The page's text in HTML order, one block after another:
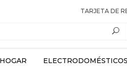
TARJETA DE
HOGAR ELECTRODOMÉSTICOS